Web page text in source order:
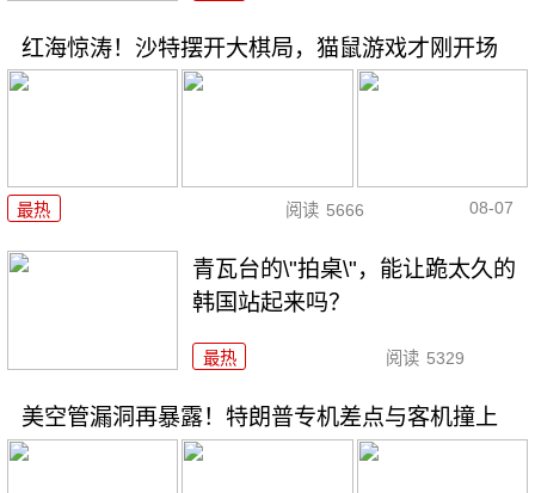
红海惊涛！沙特摆开大棋局，猫鼠游戏才刚开场
最热 阅读 5666 08-07
青瓦台的\"拍桌\"，能让跪太久的
韩国站起来吗？
最热 阅读 5329
美空管漏洞再暴露！特朗普专机差点与客机撞上